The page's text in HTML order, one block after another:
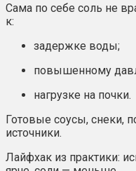
Сама по себе соль не
к:
задержке воды;
повышенному
нагрузке на почки.
Готовые соусы, снеки,
источники.
Лайфхак из практики: